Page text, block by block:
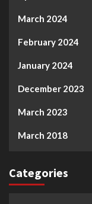
March 2024
February 2024
January 2024
December 2023
March 2023
March 2018
Categories